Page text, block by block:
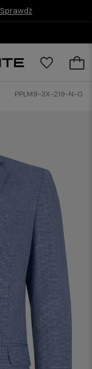
Sprawdź
PPLM9-3X-219-N-0